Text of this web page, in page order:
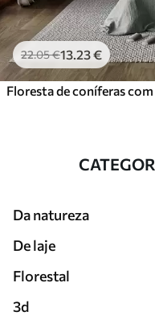
22.05€13.23€
Floresta de coníferas
Da natureza
De laje
Florestal
3d